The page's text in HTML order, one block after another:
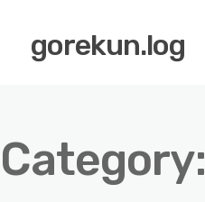
gorekun.log
Category: